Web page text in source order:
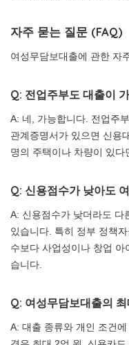
자주 묻는 질문 (FAQ)
여성무담보대출에 관한 자
Q: 전업주부도 대출이
A: 네, 가능합니다. 전업주
관계증명서가 있으면 신용
명의 주택이나 차량이 있다
Q: 신용점수가 낮아도
A: 신용점수가 낮더라도 다
있습니다. 특히 정부 정책
수보다 사업성이나 창업
습니다.
Q: 여성무담보대출의
A: 대출 종류와 개인 조건